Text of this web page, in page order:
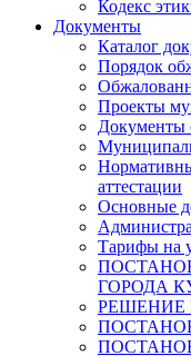
Кодекс
Документы
Каталог
Порядок
Проекты
Документы
аттестации
Основные
Тарифы на
ГОРОДА
РЕШЕНИЕ